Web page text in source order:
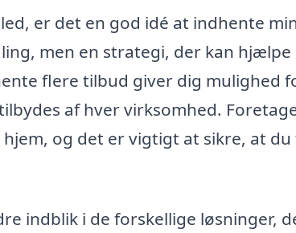
er det en god idé at indhente
men en strategi, der kan hjælpe
flere tilbud giver dig mulighed
af hver virksomhed.
og det er vigtigt at sikre, at du
indblik i de forskellige løsninger,